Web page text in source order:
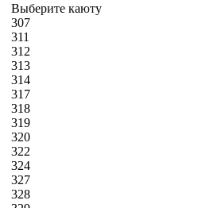
Выберите каюту
307
311
312
313
314
317
318
319
320
322
324
327
328